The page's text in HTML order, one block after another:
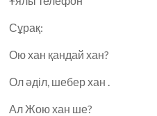
Сұрақ:
Ою хан қандай хан?
Ол әділ, шебер хан .
Ал Жою хан ше?